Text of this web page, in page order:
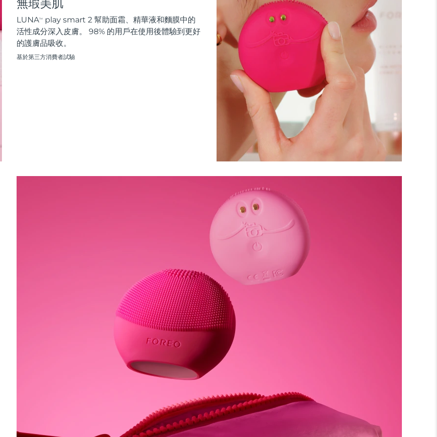
無瑕美肌
LUNATM
play smart 2 幫助面霜、精華液和麵膜中的
活性成分深入皮膚。 98% 的用戶在使用後體驗到更好
的護膚品吸收。
基於第三方消費者試驗